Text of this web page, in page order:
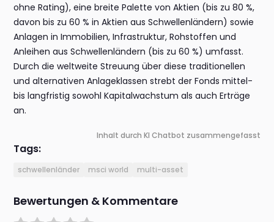
ohne Rating), eine breite Palette von Aktien (bis zu 80 %,
davon bis zu 60 % in Aktien aus Schwellenländern) sowie
Anlagen in Immobilien, Infrastruktur, Rohstoffen und
Anleihen aus Schwellenländern (bis zu 60 %) umfasst.
Durch die weltweite Streuung über diese traditionellen
und alternativen Anlageklassen strebt der Fonds mittel-
bis langfristig sowohl Kapitalwachstum als auch Erträge
an.
Inhalt durch KI Chatbot zusammengefasst
Tags:
schwellenländer msci world multi-asset
Bewertungen & Kommentare